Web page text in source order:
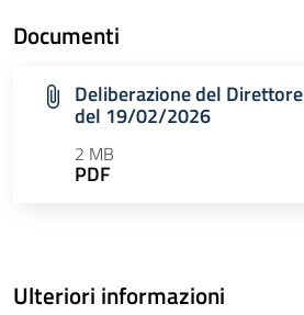
Documenti
Deliberazione del
del 19/02/2026
2 MB
PDF
Ulteriori informazioni